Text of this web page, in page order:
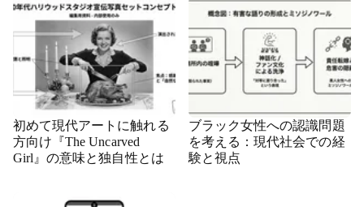
初めて現代アートに触れる
方向け『The Uncarved
Girl』の意味と独自性とは
ブラック女性への認識問題
を考える：現代社会での経
験と視点